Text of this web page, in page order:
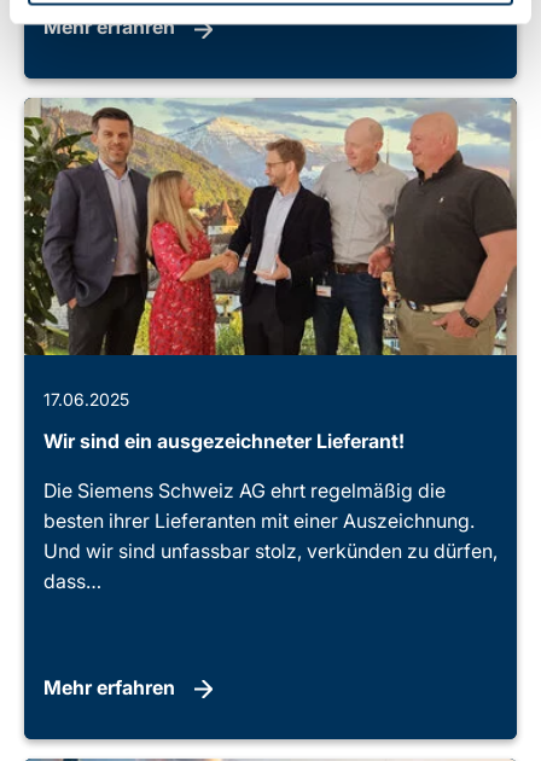
Mehr erfahren
17.06.2025
Wir sind ein ausgezeichneter Lieferant!
Die Siemens Schweiz AG ehrt regelmäßig die
besten ihrer Lieferanten mit einer Auszeichnung.
Und wir sind unfassbar stolz, verkünden zu dürfen,
dass…
Mehr erfahren